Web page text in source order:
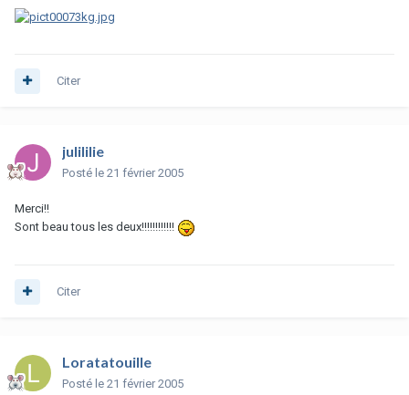
Citer
julililie
Posté le 21 février 2005
Merci!!
Sont beau tous les deux!!!!!!!!!!!!
Citer
Loratatouille
Posté le 21 février 2005